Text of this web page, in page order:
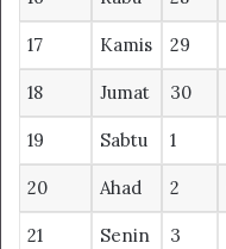
17 Kamis 29
18 Jumat 30
19 Sabtu 1
20 Ahad 2
21 Senin 3